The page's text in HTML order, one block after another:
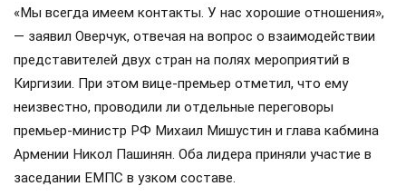
«Мы всегда имеем контакты. У нас хорошие отношения»,
— заявил Оверчук, отвечая на вопрос о взаимодействии
представителей двух стран на полях мероприятий в
Киргизии. При этом вице-премьер отметил, что ему
неизвестно, проводили ли отдельные переговоры
премьер-министр РФ Михаил Мишустин и глава кабмина
Армении Никол Пашинян. Оба лидера приняли участие в
заседании ЕМПС в узком составе.